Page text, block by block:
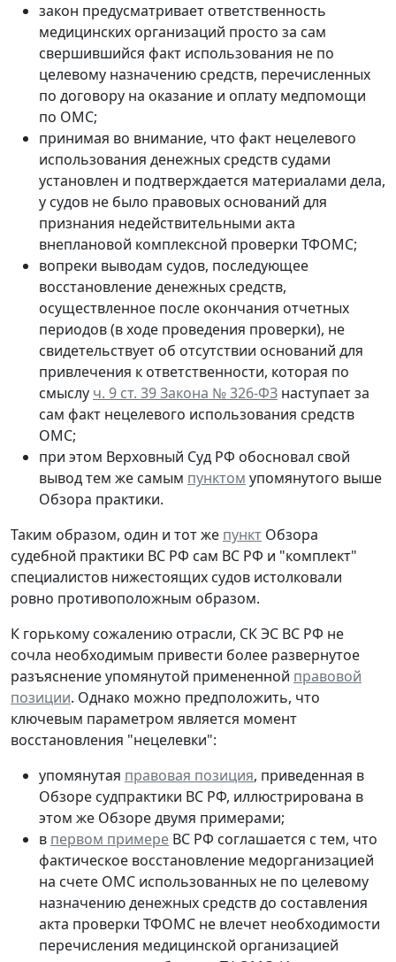
закон предусматривает ответственность
медицинских организаций просто за сам
свершившийся факт использования не по
целевому назначению средств, перечисленных
по договору на оказание и оплату медпомощи
по ОМС;
принимая во внимание, что факт нецелевого
использования денежных средств судами
установлен и подтверждается материалами дела,
у судов не было правовых оснований для
признания недействительными акта
внеплановой комплексной проверки ТФОМС;
вопреки выводам судов, последующее
восстановление денежных средств,
осуществленное после окончания отчетных
периодов(в ходе проведения проверки), не
свидетельствует об отсутствии оснований для
привлечения к ответственности, которая по
смыслу ч. 9 ст. 39 Закона № 326-ФЗ наступает за
сам факт нецелевого использования средств
ОМС;
при этом Верховный Суд РФ обосновал свой
выводтем же самым пунктом упомянутого выше
Обзора практики.
Таким образом, один и тот же пункт Обзора
судебной практики ВС РФ сам ВС РФ и "комплект"
специалистов нижестоящих судов истолковали
ровно противоположным образом.
К горькому сожалению отрасли, СК ЭС ВС РФ не
сочла необходимым привести более развернутое
разъяснение упомянутой примененной правовой
позиции. Однако можно предположить, что
ключевым параметром является момент
восстановления "нецелевки":
упомянутая правовая позиция, приведенная в
Обзоре судпрактики ВС РФ, иллюстрирована в
этом же Обзоре двумя примерами;
в первом примере ВС РФ соглашается с тем, что
фактическое восстановление медорганизацией
на счете ОМС использованных не по целевому
назначению денежных средств до составления
акта проверки ТФОМС не влечет необходимости
перечисления медицинской организацией